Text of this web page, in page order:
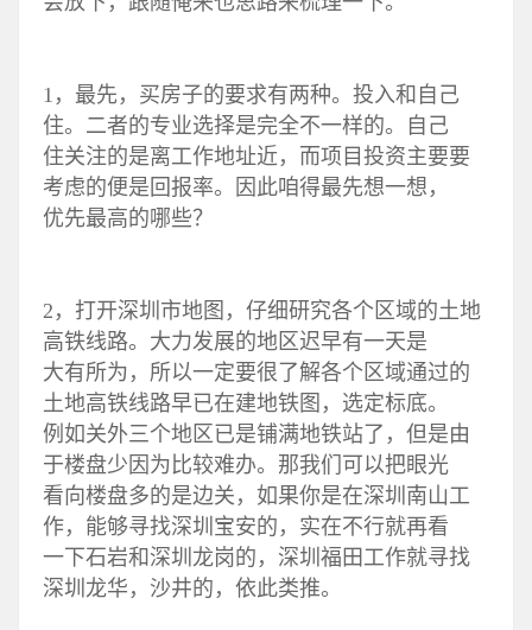
1，最先，买房子的要求有两种。投入和自己
住。二者的专业选择是完全不一样的。自己
住关注的是离工作地址近，而项目投资主要要
考虑的便是回报率。因此咱得最先想一想，
优先最高的哪些？
2，打开深圳市地图，仔细研究各个区域的土地
高铁线路。大力发展的地区迟早有一天是
大有所为，所以一定要很了解各个区域通过的
土地高铁线路早已在建地铁图，选定标底。
例如关外三个地区已是铺满地铁站了，但是由
于楼盘少因为比较难办。那我们可以把眼光
看向楼盘多的是边关，如果你是在深圳南山工
作，能够寻找深圳宝安的，实在不行就再看
一下石岩和深圳龙岗的，深圳福田工作就寻找
深圳龙华，沙井的，依此类推。